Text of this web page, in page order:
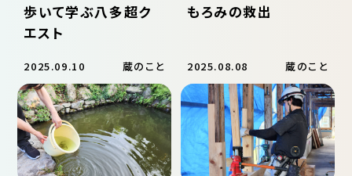
歩いて学ぶ八多超ク
エスト
もろみの救出
2025.09.10 蔵のこと 2025.08.08 蔵のこと